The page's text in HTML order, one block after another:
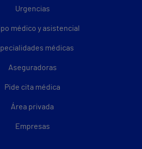
Urgencias
médico y asistencial
médicas
Aseguradoras
Pide cita médica
Área privada
Empresas